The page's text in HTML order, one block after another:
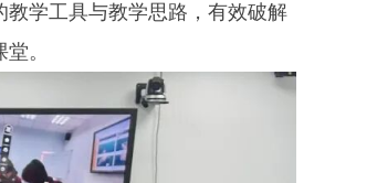
学工具与教学思路，有效破解
。